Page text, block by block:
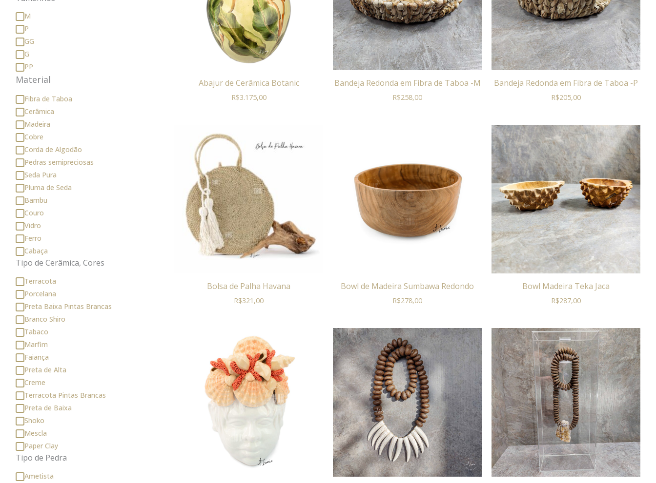
M
P
GG
G
PP
Material
Fibra de Taboa
Cerâmica
Madeira
Cobre
Corda de Algodão
Pedras semipreciosas
Seda Pura
Pluma de Seda
Bambu
Couro
Vidro
Ferro
Cabaça
Tipo de Cerâmica, Cores
Terracota
Porcelana
Preta Baixa Pintas Brancas
Branco Shiro
Tabaco
Marfim
Faiança
Preta de Alta
Creme
Terracota Pintas Brancas
Preta de Baixa
Shoko
Mescla
Paper Clay
Tipo de Pedra
Ametista
Abajur de Cerâmica Botanic
R$3.175,00
Bandeja Redonda em Fibra de Taboa -M
R$258,00
Bandeja Redonda em Fibra de Taboa -P
R$205,00
Bolsa de Palha Havana
R$321,00
Bowl de Madeira Sumbawa Redondo
R$278,00
Bowl Madeira Teka Jaca
R$287,00